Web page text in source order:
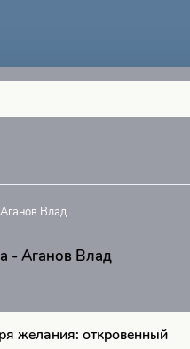
Влад
- Аганов Влад
желания: откровенный